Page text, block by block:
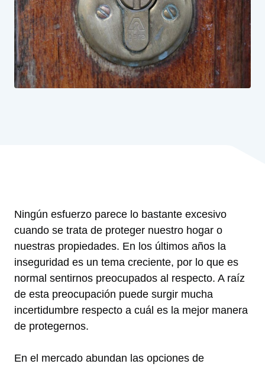
Ningún esfuerzo parece lo bastante excesivo
cuando se trata de proteger nuestro hogar o
nuestras propiedades. En los últimos años la
inseguridad es un tema creciente, por lo que es
normal sentirnos preocupados al respecto. A raíz
de esta preocupación puede surgir mucha
incertidumbre respecto a cuál es la mejor manera
de protegernos.
En el mercado abundan las opciones de